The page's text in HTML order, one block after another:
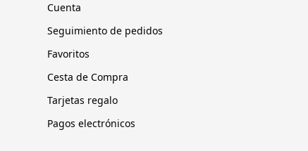
Cuenta
Seguimiento de pedidos
Favoritos
Cesta de Compra
Tarjetas regalo
Pagos electrónicos